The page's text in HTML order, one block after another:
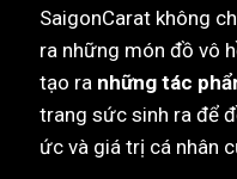
SaigonCarat không
ra những món đồ vô
tạo ra những tác
trang sức sinh ra để
ức và giá trị cá nhân